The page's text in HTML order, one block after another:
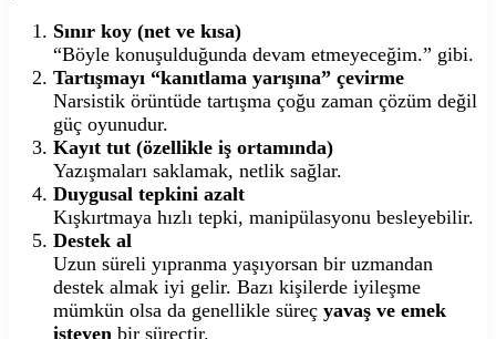
Sınır koy (net ve kısa)
“Böyle konuşulduğunda devam etmeyeceğim.” gibi.
Tartışmayı “kanıtlama yarışına” çevirme
Narsistik örüntüde tartışma çoğu zaman çözüm değil
güç oyunudur.
Kayıt tut (özellikle iş ortamında)
Yazışmaları saklamak, netlik sağlar.
Duygusal tepkini azalt
Kışkırtmaya hızlı tepki, manipülasyonu besleyebilir.
Destek al
Uzun süreli yıpranma yaşıyorsan bir uzmandan
destek almak iyi gelir. Bazı kişilerde iyileşme
mümkün olsa da genellikle süreç yavaş ve emek
isteyen bir süreçtir.